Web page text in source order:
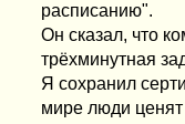
расписанию".
Он сказал, что
трёхминутная
Я сохранил
мире люди